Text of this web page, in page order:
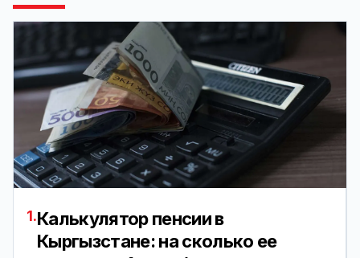
1.Калькулятор пенсии в
Кыргызстане: на сколько ее